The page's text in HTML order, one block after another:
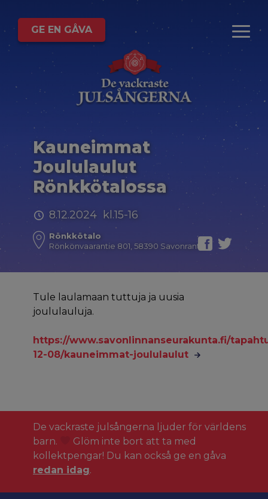
GE EN GÅVA
Kauneimmat
Joululaulut
Rönkkötalossa
8.12.2024 kl.15-16
Rönkkötalo
Rönkönvaarantie 801, 58390 Savonranta
Tule laulamaan tuttuja ja uusia
joululauluja.
https://www.savonlinnanseurakunta.fi/
12-08/kauneimmat-joululaulut
De vackraste julsångerna ljuder för världens
barn.
Glöm inte bort att ta med
kollektpengar! Du kan också ge en gåva
redan idag.